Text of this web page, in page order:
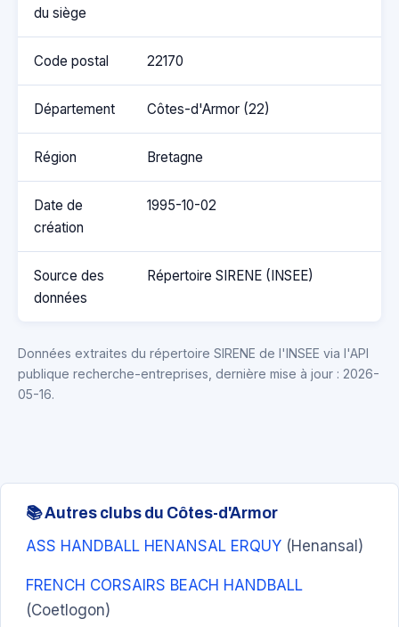
du siège
Code postal 22170
Département Côtes-d'Armor (22)
Région Bretagne
Date de
création
1995-10-02
Source des
données
Répertoire SIRENE (INSEE)
Données extraites du répertoire SIRENE de l'INSEE via l'API
publique recherche-entreprises, dernière mise à jour : 2026-
05-16.
📚 Autres clubs du Côtes-d'Armor
ASS HANDBALL HENANSAL ERQUY (Henansal)
FRENCH CORSAIRS BEACH HANDBALL
(Coetlogon)